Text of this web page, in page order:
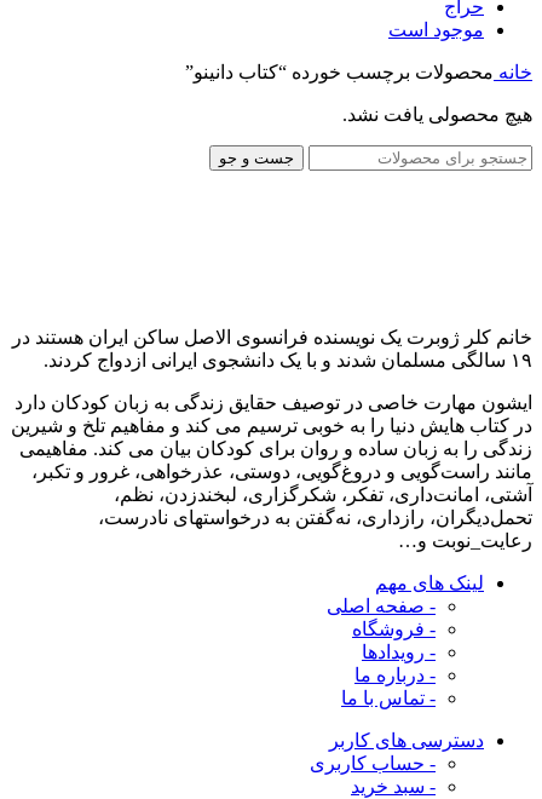
حراج
موجود است
خانه محصولات برچسب خورده “كتاب دانينو”
هیچ محصولی یافت نشد.
جست و جو
خانم کلر ژوبرت یک نویسنده فرانسوی الاصل ساکن ایران هستند در
۱۹ سالگی مسلمان شدند و با یک دانشجوی ایرانی ازدواج کردند.
ایشون مهارت خاصی در توصیف حقایق زندگی به زبان کودکان دارد
در کتاب هایش دنیا را به خوبی ترسیم می کند و مفاهیم تلخ و شیرین
زندگی را به زبان ساده و روان برای کودکان بیان می کند. مفاهیمی
مانند راست‌گویی و دروغ‌گویی، دوستی، عذرخواهی، غرور و تکبر،
آشتی، امانت‌داری، تفکر، شکرگزاری، لبخندزدن، نظم،
تحمل‌دیگران، رازداری، نه‌گفتن به درخواستهای نادرست،
رعایت_نوبت و…
لینک های مهم
- صفحه اصلی
- فروشگاه
- رویدادها
- درباره ما
- تماس با ما
دسترسی های کاربر
- حساب کاربری
- سبد خرید